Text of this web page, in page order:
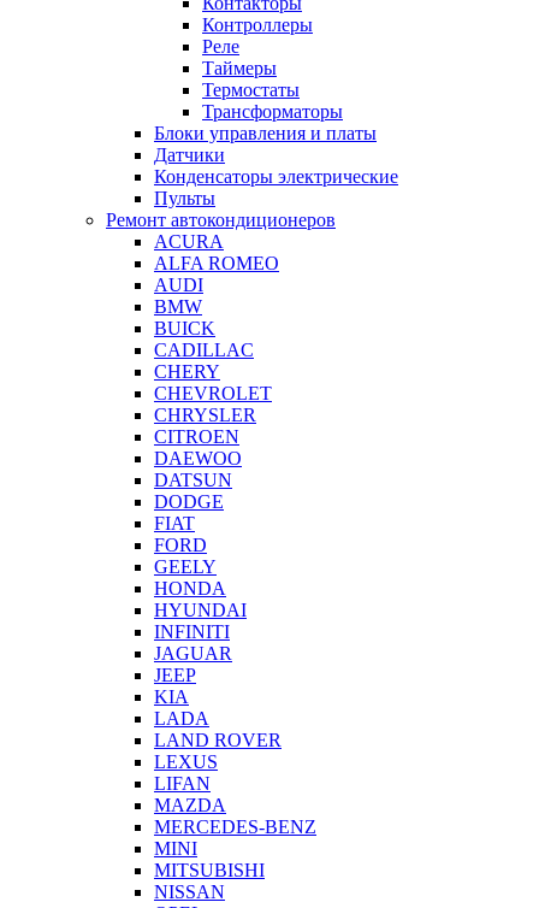
Контроллеры
Реле
Таймеры
Термостаты
Трансформаторы
Блоки управления и платы
Датчики
Конденсаторы электрические
Пульты
Ремонт автокондиционеров
ACURA
ALFA ROMEO
AUDI
BMW
BUICK
CADILLAC
CHERY
CHEVROLET
CHRYSLER
CITROEN
DAEWOO
DATSUN
DODGE
FIAT
FORD
GEELY
HONDA
HYUNDAI
INFINITI
JAGUAR
JEEP
KIA
LADA
LAND ROVER
LEXUS
LIFAN
MAZDA
MERCEDES-BENZ
MINI
MITSUBISHI
NISSAN